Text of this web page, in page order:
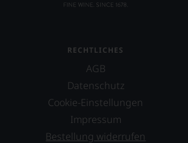
RECHTLICHES
AGB
Datenschutz
Cookie-Einstellungen
Impressum
Bestellung widerrufen